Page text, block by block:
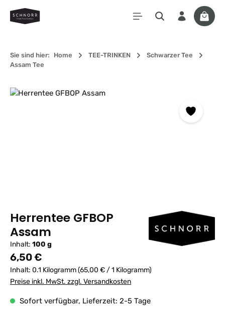
Zum Hauptinhalt springen
Sie sind hier: Home TEE-TRINKEN
Schwarzer Tee
Assam Tee
Bildergalerie überspringen
Herrentee GFBOP
Assam
Inhalt: 100 g
Regulärer Preis:
6,50 €
Inhalt: 0.1 Kilogramm(65,00 € / 1 Kilogramm)
Preise inkl. MwSt. zzgl. Versandkosten
Sofort verfügbar, Lieferzeit: 2-5 Tage